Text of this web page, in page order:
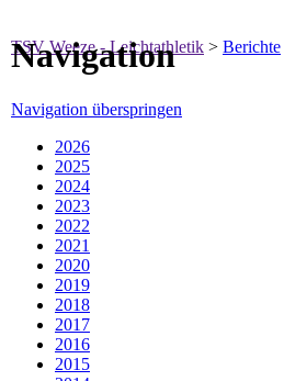
TSV Weeze - Leichtathletik > Berichte
Navigation
Navigation überspringen
2026
2025
2024
2023
2022
2021
2020
2019
2018
2017
2016
2015